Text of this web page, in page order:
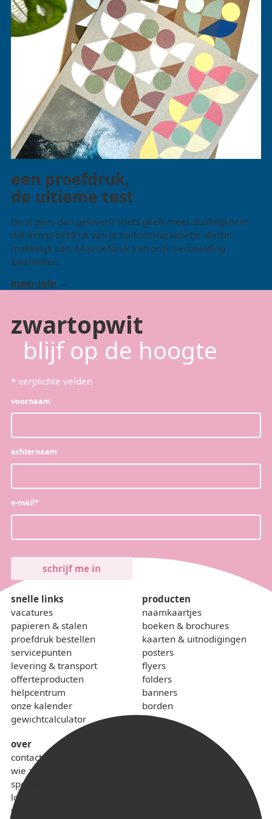
een proefdruk,
de ultieme test
Eerst zien, dan geloven? Niets geeft meer duidelijkheid
dat een proefdruk van je toekomstig kaartje. Bestel
makkelijk een A4 proefdruk van onze verbeelding
kwaliteiten.
meer info
zwartopwit
blijf op de hoogte
* verplichte velden
voornaam
achternaam
e-mail*
snelle links
vacatures
papieren & stalen
proefdruk bestellen
servicepunten
levering & transport
offerteproducten
helpcentrum
onze kalender
gewichtcalculator
over
contact
wie zijn we
sponsoring
lokaal & duurzaam
voorwaarden
producten
naamkaartjes
boeken & brochures
kaarten & uitnodigingen
posters
flyers
folders
banners
borden